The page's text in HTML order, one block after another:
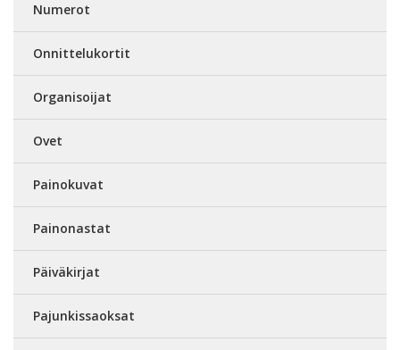
Numerot
Onnittelukortit
Organisoijat
Ovet
Painokuvat
Painonastat
Päiväkirjat
Pajunkissaoksat